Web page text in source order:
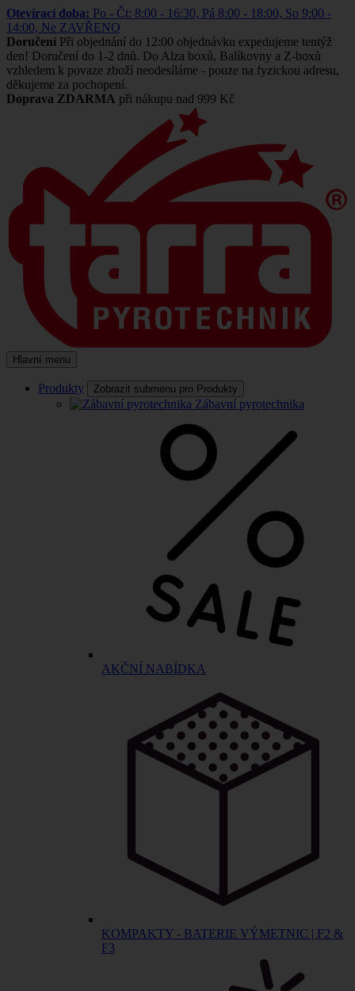
Otevírací doba: Po - Čt: 8:00 - 16:30, Pá 8:00 - 18:00, So 9:00 -
14:00, Ne ZAVŘENO
Doručení Při objednání do 12:00 objednávku expedujeme tentýž
den! Doručení do 1-2 dnů. Do Alza boxů, Balíkovny a Z-boxů
vzhledem k povaze zboží neodesíláme - pouze na fyzickou adresu,
děkujeme za pochopení.
Doprava ZDARMA při nákupu nad 999 Kč
Hlavní menu
Produkty Zobrazit submenu pro Produkty
Zábavní pyrotechnika
AKČNÍ NABÍDKA
KOMPAKTY - BATERIE VÝMETNIC | F2 &
F3